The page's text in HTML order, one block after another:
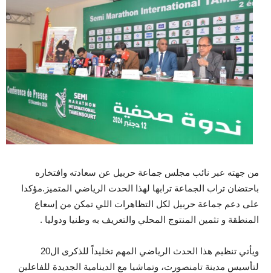
من جهته عبر نائب مجلس جماعة حربيل عن سعادته وافتخاره
باحتضان تراب الجماعة ترابها لهذا الحدت الرياضي المتميز.مؤكدا
على دعم جماعة حربيل لكل التظاهرات اللي تمكن من إسعاع
المنطقة و تثمين المنتوج المحلي والتعريف به وطنيا ودوليا .
ويأتي تنظيم هذا الحدث الرياضي المهم تخليداً للذكرى ال20
لتأسيس مدينة تامنصورت، وتماشيا مع الدينامية الجديدة للفاعلين